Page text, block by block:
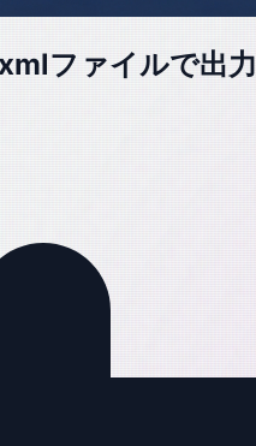
ファイルで出力